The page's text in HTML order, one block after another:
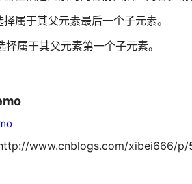
属于其父元素最后一个子元素。
属于其父元素第一个子元素。
www.cnblogs.com/xibei666/p/